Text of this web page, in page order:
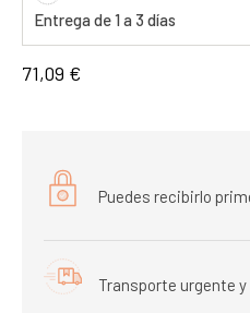
Entrega de 1 a 3 días
71,09 €
Puedes recibirlo
Transporte urgente y